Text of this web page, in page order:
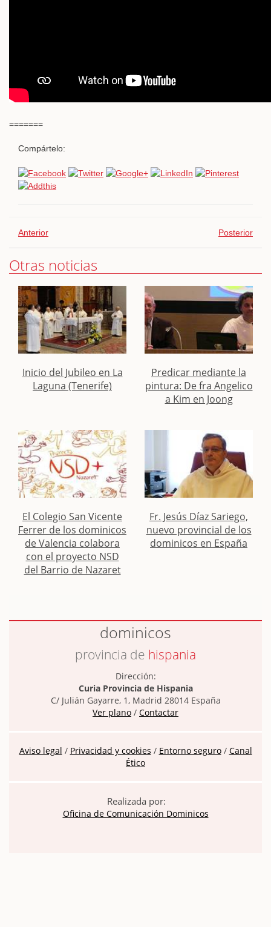
=======
Compártelo:
Anterior Posterior
Otras noticias
Inicio del Jubileo en La
Laguna (Tenerife)
Predicar mediante la
pintura: De fra Angelico
a Kim en Joong
El Colegio San Vicente
Ferrer de los dominicos
de Valencia colabora
con el proyecto NSD
del Barrio de Nazaret
Fr. Jesús Díaz Sariego,
nuevo provincial de los
dominicos en España
dominicos
provincia de hispania
Dirección:
Curia Provincia de Hispania
C/ Julián Gayarre, 1, Madrid 28014 España
Ver plano / Contactar
Aviso legal / Privacidad y cookies / Entorno seguro / Canal
Ético
Realizada por:
Oficina de Comunicación Dominicos